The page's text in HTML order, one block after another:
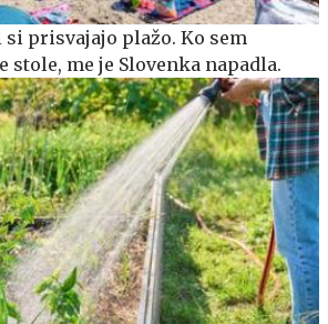
prisvajajo plažo. Ko sem
stole, me je Slovenka napadla.